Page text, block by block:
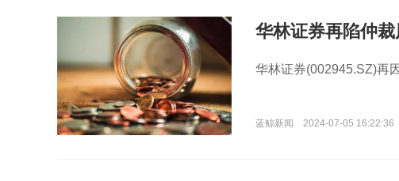
华林证券再陷仲
层资产处置成关键
华林证券(002945.SZ)再
蓝鲸新闻 2024-07-05 16:22:36